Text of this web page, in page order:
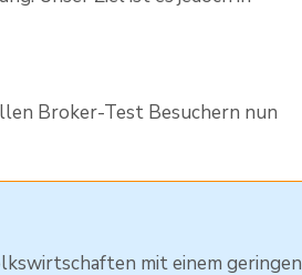
Broker-Test Besuchern nun
mit einem geringen